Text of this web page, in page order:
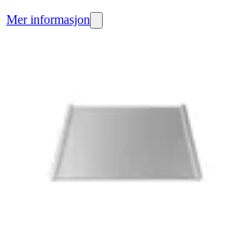
Mer informasjon